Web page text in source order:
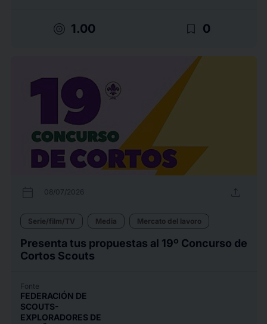
target 1.00 bookmark_border 0
calendar_today 08/07/2026 upload
Serie/film/TV Media Mercato del lavoro
Presenta tus propuestas al 19º Concurso de
Cortos Scouts
Fonte
FEDERACIÓN DE
SCOUTS-
EXPLORADORES DE